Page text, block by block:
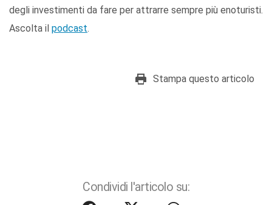
degli investimenti da fare per attrarre sempre più enoturisti.
Ascolta il podcast.
Stampa questo articolo
Condividi l'articolo su: